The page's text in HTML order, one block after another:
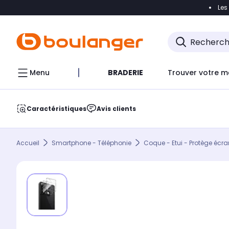
Accéder
Menu BRADERIE Trouver votre
Caractéristiques Avis clients
Accueil Smartphone - Téléphonie Coque - Etui - Protège